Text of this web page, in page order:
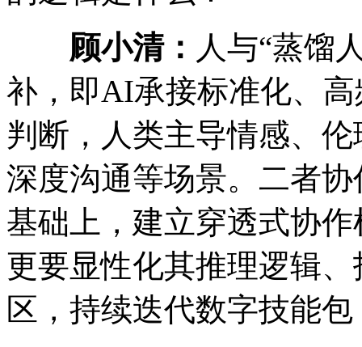
顾小清： 人与“蒸馏
补，即AI承接标准化、
判断，人类主导情感、
深度沟通等场景。二者
基础上，建立穿透式协
更要显性化其推理逻辑
区，持续迭代数字技能